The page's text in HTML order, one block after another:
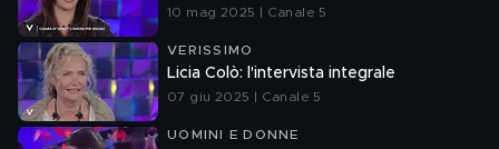
10 mag 2025 | Canale 5
VERISSIMO
Licia Colò: l'intervista integrale
07 giu 2025 | Canale 5
UOMINI E DONNE